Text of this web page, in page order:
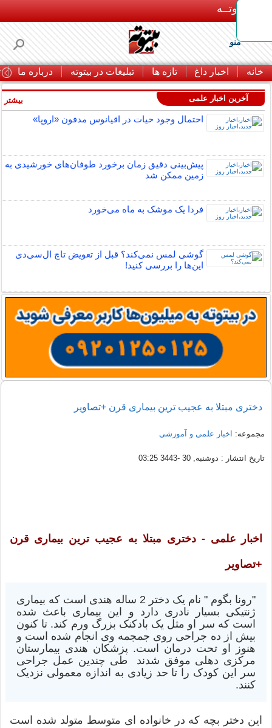
بـیتوتــه
منو
خانه اخبار داغ تازه ها تبلیغات در بیتوته درباره ما
آخرین اخبار علمی
احتمال وجود حیات در اقیانوس مدفون «اروپا»
پیش‌بینی دقیق زمان برخورد طوفان‌های خورشیدی به
زمین ممکن شد
فردا یک موشک به ماه می‌خورد
گوشی لمس نمی‌کند؟ قبل از تعویض تاچ ال‌سی‌دی
این‌ها را بررسی کنید!
بیشتر
دختری مبتلا به عجیب ترین بیماری قرن +تصاویر
مجموعه: اخبار علمی و آموزشی
تاریخ انتشار : دوشنبه, 30 -3443 03:25
اخبار علمی - دختری مبتلا به عجیب ترین بیماری قرن
+تصاویر
"رونا بگوم " نام یک دختر 2 ساله هندی است که بیماری
ژنتیکی بسیار نادری دارد و این بیماری باعث شده
است که سر او مثل یک بادکنک بزرگ ورم کند. تا کنون
بیش از ده جراحی روی جمجمه وی انجام شده است و
هنوز او تحت درمان است. پزشکان هندی بیمارستان
مرکزی دهلی موفق شدند طی چندین عمل جراحی
سر این کودک را تا حد زیادی به اندازه معمولی نزدیک
کنند.
این دختر بچه که در خانواده ای متوسط متولد شده است